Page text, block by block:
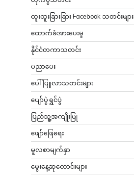
ထူးထူးခြားခြား Facebook သတင်းများ
ထောက်ခံအားပေးမှု
နိုင်ငံတကာသတင်း
ပညာပေး
ပေါ်ပြူလာသတင်းများ
ပျော်ပွဲရွှင်ပွဲ
ပြည်သူ့အကျိုးပြု
ဖျော်ဖြေရေး
မူလစာမျက်နှာ
မွေးနေ့ဆုတောင်းများ